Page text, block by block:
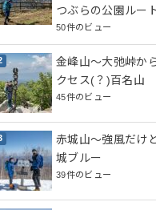
つぶらの公園ルー
50件のビュー
金峰山～大弛峠か
クセス(？)百名山
45件のビュー
赤城山～強風だけ
城ブルー
39件のビュー